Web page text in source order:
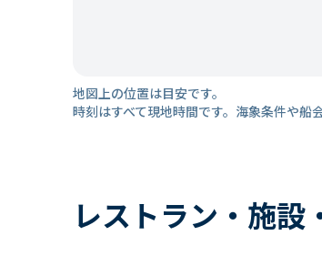
地図上の位置は目安です。
時刻はすべて現地時間です。海象条件や船
レストラン・施設